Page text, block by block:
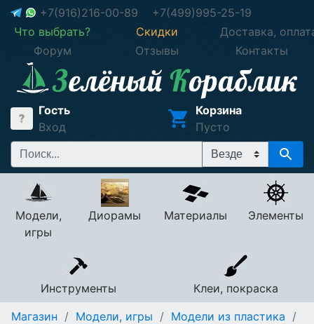
+7(916)216-00-89
+7(499)995-25-19
Что выбрать?
Скидки
Доставка,
Форум
Отзывы Контакты
Гость
Вход
Корзина
Пусто
Модели,
игры
Диорамы Материалы Элементы
Инструменты
Клеи, покраска
Магазин / Модели, игры / Модели из пластика /